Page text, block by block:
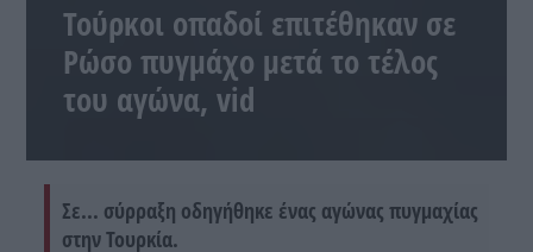
Τούρκοι οπαδοί επιτέθηκαν σε
Ρώσο πυγμάχο μετά το τέλος
του αγώνα, vid
Σε... σύρραξη οδηγήθηκε ένας αγώνας πυγμαχίας
στην Τουρκία.